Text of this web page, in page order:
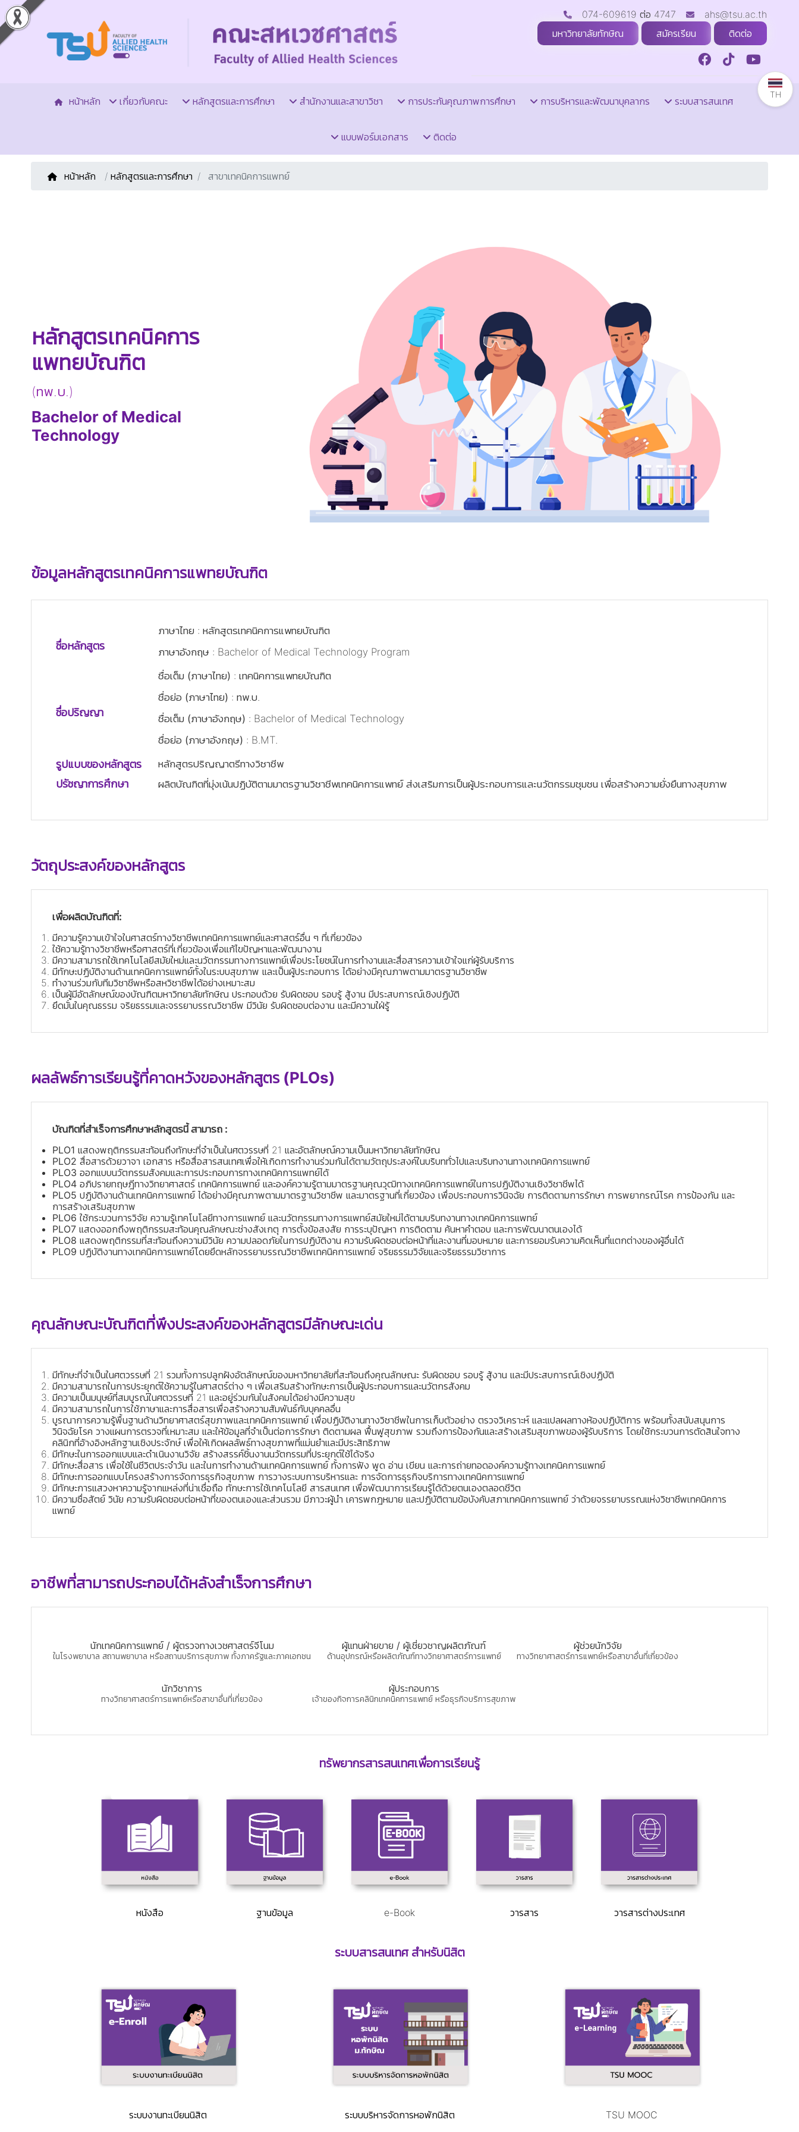
074-609619 ต่อ 4747
ahs@tsu.ac.th
มหาวิทยาลัยทักษิณ
สมัครเรียน ติดต่อ
หน้าหลัก เกี่ยวกับคณะ หลักสูตรและการศึกษา สำนักงานและสาขาวิชา การประกันคุณภาพการศึกษา การบริหารและพัฒนาบุคลากร ระบบสารสนเทศ
แบบฟอร์มเอกสาร ติดต่อ
หน้าหลัก / หลักสูตรและการศึกษา สาขาเทคนิคการแพทย์
หลักสูตรเทคนิคการ
แพทยบัณฑิต
(ทพ.บ.)
Bachelor of Medical
Technology
ข้อมูลหลักสูตรเทคนิคการแพทยบัณฑิต
ชื่อหลักสูตร
ภาษาไทย : หลักสูตรเทคนิคการแพทยบัณฑิต
ภาษาอังกฤษ : Bachelor of Medical Technology Program
ชื่อปริญญา
ชื่อเต็ม (ภาษาไทย) : เทคนิคการแพทยบัณฑิต
ชื่อย่อ (ภาษาไทย) : ทพ.บ.
ชื่อเต็ม (ภาษาอังกฤษ) : Bachelor of Medical Technology
ชื่อย่อ (ภาษาอังกฤษ) : B.MT.
รูปแบบของหลักสูตร หลักสูตรปริญญาตรีทางวิชาชีพ
ปรัชญาการศึกษา ผลิตบัณฑิตที่มุ่งเน้นปฏิบัติตามมาตรฐานวิชาชีพเทคนิคการแพทย์ ส่งเสริมการเป็นผู้ประกอบการและนวัตกรรมชุมชน เพื่อสร้างความยั่งยืนทางสุขภาพ
วัตถุประสงค์ของหลักสูตร
เพื่อผลิตบัณฑิตที่:
มีความรู้ความเข้าใจในศาสตร์ทางวิชาชีพเทคนิคการแพทย์และศาสตร์อื่น ๆ ที่เกี่ยวข้อง
ใช้ความรู้ทางวิชาชีพหรือศาสตร์ที่เกี่ยวข้องเพื่อแก้ไขปัญหาและพัฒนางาน
มีความสามารถใช้เทคโนโลยีสมัยใหม่และนวัตกรรมทางการแพทย์เพื่อประโยชน์ในการทำงานและสื่อสารความเข้าใจแก่ผู้รับบริการ
มีทักษะปฏิบัติงานด้านเทคนิคการแพทย์ทั้งในระบบสุขภาพ และเป็นผู้ประกอบการ ได้อย่างมีคุณภาพตามมาตรฐานวิชาชีพ
ทำงานร่วมกับทีมวิชาชีพหรือสหวิชาชีพได้อย่างเหมาะสม
เป็นผู้มีอัตลักษณ์ของบัณฑิตมหาวิทยาลัยทักษิณ ประกอบด้วย รับผิดชอบ รอบรู้ สู้งาน มีประสบการณ์เชิงปฏิบัติ
ยึดมั่นในคุณธรรม จริยธรรมและจรรยาบรรณวิชาชีพ มีวินัย รับผิดชอบต่องาน และมีความใฝ่รู้
ผลลัพธ์การเรียนรู้ที่คาดหวังของหลักสูตร (PLOs)
บัณฑิตที่สำเร็จการศึกษาหลักสูตรนี้ สามารถ :
PLO1 แสดงพฤติกรรมสะท้อนถึงทักษะที่จำเป็นในศตวรรษที่ 21 และอัตลักษณ์ความเป็นมหาวิทยาลัยทักษิณ
PLO2 สื่อสารด้วยวาจา เอกสาร หรือสื่อสารสนเทศเพื่อให้เกิดการทำงานร่วมกันได้ตามวัตถุประสงค์ในบริบททั่วไปและบริบทงานทางเทคนิคการแพทย์
PLO3 ออกแบบนวัตกรรมสังคมและการประกอบการทางเทคนิคการแพทย์ได้
PLO4 อภิปรายทฤษฎีทางวิทยาศาสตร์ เทคนิคการแพทย์ และองค์ความรู้ตามมาตรฐานคุณวุฒิทางเทคนิคการแพทย์ในการปฏิบัติงานเชิงวิชาชีพได้
PLO5 ปฏิบัติงานด้านเทคนิคการแพทย์ ได้อย่างมีคุณภาพตามมาตรฐานวิชาชีพ และมาตรฐานที่เกี่ยวข้อง เพื่อประกอบการวินิจฉัย การติดตามการรักษา การพยากรณ์โรค การป้องกัน และ
การสร้างเสริมสุขภาพ
PLO6 ใช้กระบวนการวิจัย ความรู้เทคโนโลยีทางการแพทย์ และนวัตกรรมทางการแพทย์สมัยใหม่ได้ตามบริบทงานทางเทคนิคการแพทย์
PLO7 แสดงออกถึงพฤติกรรมสะท้อนคุณลักษณะช่างสังเกตุ การตั้งข้อสงสัย การระบุปัญหา การติดตาม ค้นหาคำตอบ และการพัฒนาตนเองได้
PLO8 แสดงพฤติกรรมที่สะท้อนถึงความมีวินัย ความปลอดภัยในการปฏิบัติงาน ความรับผิดชอบต่อหน้าที่และงานที่มอบหมาย และการยอมรับความคิดเห็นที่แตกต่างของผู้อื่นได้
PLO9 ปฏิบัติงานทางเทคนิคการแพทย์โดยยึดหลักจรรยาบรรณวิชาชีพเทคนิคการแพทย์ จริยธรรมวิจัยและจริยธรรมวิชาการ
คุณลักษณะบัณฑิตที่พึงประสงค์ของหลักสูตรมีลักษณะเด่น
มีทักษะที่จำเป็นในศตวรรษที่ 21 รวมทั้งการปลูกฝังอัตลักษณ์ของมหาวิทยาลัยที่สะท้อนถึงคุณลักษณะ รับผิดชอบ รอบรู้ สู้งาน และมีประสบการณ์เชิงปฏิบัติ
มีความสามารถในการประยุกต์ใช้ความรู้ในศาสตร์ต่าง ๆ เพื่อเสริมสร้างทักษะการเป็นผู้ประกอบการและนวัตกรสังคม
มีความเป็นมนุษย์ที่สมบูรณ์ในศตวรรษที่ 21 และอยู่ร่วมกันในสังคมได้อย่างมีความสุข
มีความสามารถในการใช้ภาษาและการสื่อสารเพื่อสร้างความสัมพันธ์กับบุคคลอื่น
บูรณาการความรู้พื้นฐานด้านวิทยาศาสตร์สุขภาพและเทคนิคการแพทย์ เพื่อปฏิบัติงานทางวิชาชีพในการเก็บตัวอย่าง ตรวจวิเคราะห์ และแปลผลทางห้องปฏิบัติการ พร้อมทั้งสนับสนุนการ
วินิจฉัยโรค วางแผนการตรวจที่เหมาะสม และให้ข้อมูลที่จำเป็นต่อการรักษา ติดตามผล ฟื้นฟูสุขภาพ รวมถึงการป้องกันและสร้างเสริมสุขภาพของผู้รับบริการ โดยใช้กระบวนการตัดสินใจทาง
คลินิกที่อ้างอิงหลักฐานเชิงประจักษ์ เพื่อให้เกิดผลลัพธ์ทางสุขภาพที่แม่นยำและมีประสิทธิภาพ
มีทักษะในการออกแบบและดําเนินงานวิจัย สร้างสรรค์ชิ้นงานนวัตกรรมที่ประยุกต์ใช้ได้จริง
มีทักษะสื่อสาร เพื่อใช้ในชีวิตประจําวัน และในการทํางานด้านเทคนิคการแพทย์ ทั้งการฟัง พูด อ่าน เขียน และการถ่ายทอดองค์ความรู้ทางเทคนิคการแพทย์
มีทักษะการออกแบบโครงสร้างการจัดการธุรกิจสุขภาพ การวางระบบการบริหารและ การจัดการธุรกิจบริการทางเทคนิคการแพทย์
มีทักษะการแสวงหาความรู้จากแหล่งที่น่าเชื่อถือ ทักษะการใช้เทคโนโลยี สารสนเทศ เพื่อพัฒนาการเรียนรู้ได้ด้วยตนเองตลอดชีวิต
มีความซื่อสัตย์ วินัย ความรับผิดชอบต่อหน้าที่ของตนเองและส่วนรวม มีภาวะผู้นำ เคารพกฎหมาย และปฏิบัติตามข้อบังคับสภาเทคนิคการแพทย์ ว่าด้วยจรรยาบรรณแห่งวิชาชีพเทคนิคการ
แพทย์
อาชีพที่สามารถประกอบได้หลังสำเร็จการศึกษา
นักเทคนิคการแพทย์ / ผู้ตรวจทางเวชศาสตร์จีโนม
ในโรงพยาบาล สถานพยาบาล หรือสถานบริการสุขภาพ ทั้งภาครัฐและภาคเอกชน
ผู้แทนฝ่ายขาย / ผู้เชี่ยวชาญผลิตภัณฑ์
ด้านอุปกรณ์หรือผลิตภัณฑ์ทางวิทยาศาสตร์การแพทย์
ผู้ช่วยนักวิจัย
ทางวิทยาศาสตร์การแพทย์หรือสาขาอื่นที่เกี่ยวข้อง
นักวิชาการ
ทางวิทยาศาสตร์การแพทย์หรือสาขาอื่นที่เกี่ยวข้อง
ผู้ประกอบการ
เจ้าของกิจการคลินิกเทคนิคการแพทย์ หรือธุรกิจบริการสุขภาพ
ทรัพยากรสารสนเทศเพื่อการเรียนรู้
หนังสือ ฐานข้อมูล e-Book วารสาร วารสารต่างประเทศ
ระบบสารสนเทศ สำหรับนิสิต
ระบบงานทะเบียนนิสิต ระบบบริหารจัดการหอพักนิสิต TSU MOOC
TH